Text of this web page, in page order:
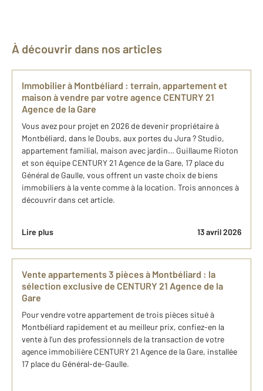
À découvrir dans nos articles
Immobilier à Montbéliard : terrain, appartement et
maison à vendre par votre agence CENTURY 21
Agence de la Gare
Vous avez pour projet en 2026 de devenir propriétaire à
Montbéliard, dans le Doubs, aux portes du Jura ? Studio,
appartement familial, maison avec jardin… Guillaume Rioton
et son équipe CENTURY 21 Agence de la Gare, 17 place du
Général de Gaulle, vous offrent un vaste choix de biens
immobiliers à la vente comme à la location. Trois annonces à
découvrir dans cet article.
Lire plus 13 avril 2026
Vente appartements 3 pièces à Montbéliard : la
sélection exclusive de CENTURY 21 Agence de la
Gare
Pour vendre votre appartement de trois pièces situé à
Montbéliard rapidement et au meilleur prix, confiez-en la
vente à l’un des professionnels de la transaction de votre
agence immobilière CENTURY 21 Agence de la Gare, installée
17 place du Général-de-Gaulle.